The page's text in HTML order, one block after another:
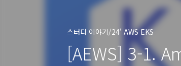
스터디 이야기/24' AWS EKS
[AEWS] 3-1.